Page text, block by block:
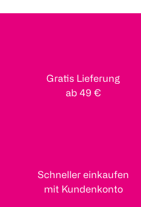
Gratis Lieferung
ab 49 €
Schneller einkaufen
mit Kundenkonto